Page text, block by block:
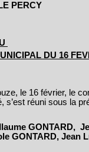
PERCY
DU 16
le 16 février, le
s’est réuni sous la
GONTARD,
GONTARD, Jean